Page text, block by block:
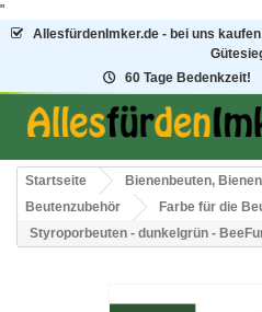
"
AllesfürdenImker.de - bei uns
60 Tage Bedenkzeit!
Startseite
Bienenbeuten,
Beutenzubehör
Farbe für die
Styroporbeuten - dunkelgrün -